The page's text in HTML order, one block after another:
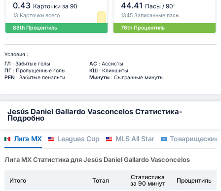
0.43 Карточки за 90
13 Карточки всего
88th Процентиль
44.41 Пасы / 90'
1345 Записанные пасы
76th Процентиль
Условия :
ГЛ : Забитые голы АС : Ассисты
ПГ: Пропущенные голы КШ: Клиншиты
PEN : Забитые пенальти Минуты: Сыгранные минуты
Jesús Daniel Gallardo Vasconcelos Статистика-
Подробно
Лига МХ Leagues Cup MLS All Star Товарищеские
Лига МХ Статистика для Jesús Daniel Gallardo Vasconcelos
Итого Тотал
Статистика
за 90 минут
Процентиль